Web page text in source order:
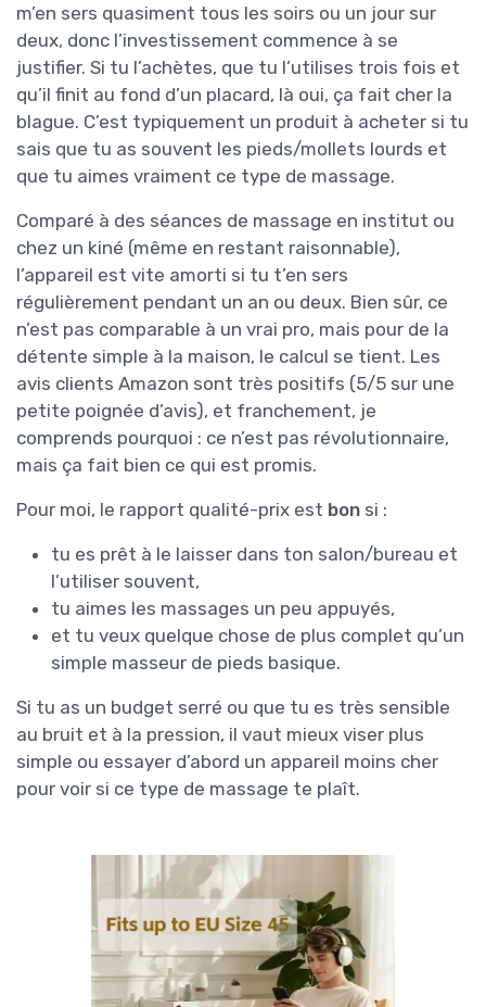
m’en sers quasiment tous les soirs ou un jour sur
deux, donc l’investissement commence à se
justifier. Si tu l’achètes, que tu l’utilises trois fois et
qu’il finit au fond d’un placard, là oui, ça fait cher la
blague. C’est typiquement un produit à acheter si tu
sais que tu as souvent les pieds/mollets lourds et
que tu aimes vraiment ce type de massage.
Comparé à des séances de massage en institut ou
chez un kiné (même en restant raisonnable),
l’appareil est vite amorti si tu t’en sers
régulièrement pendant un an ou deux. Bien sûr, ce
n’est pas comparable à un vrai pro, mais pour de la
détente simple à la maison, le calcul se tient. Les
avis clients Amazon sont très positifs (5/5 sur une
petite poignée d’avis), et franchement, je
comprends pourquoi : ce n’est pas révolutionnaire,
mais ça fait bien ce qui est promis.
Pour moi, le rapport qualité-prix est bon si :
tu es prêt à le laisser dans ton salon/bureau et
l’utiliser souvent,
tu aimes les massages un peu appuyés,
et tu veux quelque chose de plus complet qu’un
simple masseur de pieds basique.
Si tu as un budget serré ou que tu es très sensible
au bruit et à la pression, il vaut mieux viser plus
simple ou essayer d’abord un appareil moins cher
pour voir si ce type de massage te plaît.